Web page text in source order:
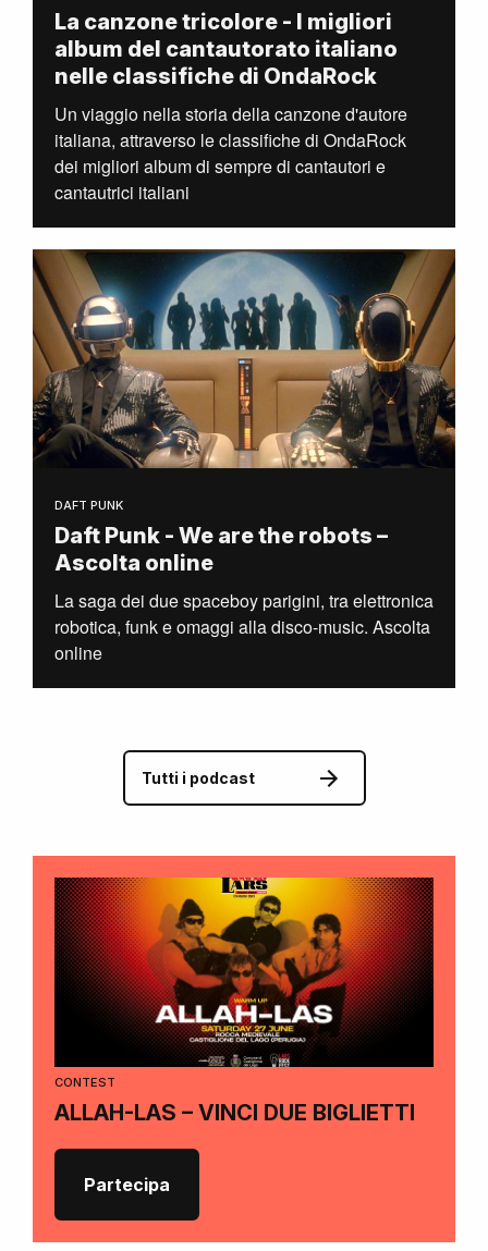
La canzone tricolore - I migliori
album del cantautorato italiano
nelle classifiche di OndaRock
Un viaggio nella storia della canzone d'autore
italiana, attraverso le classifiche di OndaRock
dei migliori album di sempre di cantautori e
cantautrici italiani
DAFT PUNK
Daft Punk - We are the robots –
Ascolta online
La saga dei due spaceboy parigini, tra elettronica
robotica, funk e omaggi alla disco-music. Ascolta
online
Tutti i podcast
CONTEST
ALLAH-LAS – VINCI DUE BIGLIETTI
Partecipa